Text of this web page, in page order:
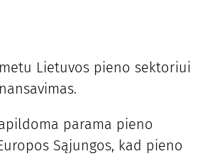
Lietuvos pieno sektoriui
parama pieno
Sąjungos, kad pieno